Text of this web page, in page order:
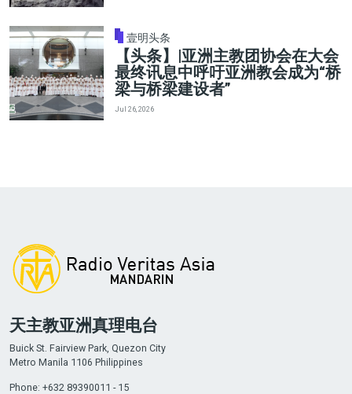
壹明头条
【头条】|亚洲主教团协会在大会
最终讯息中呼吁亚洲教会成为“桥
梁与桥梁建设者”
Jul 26, 2026
天主教亚洲真理电台
Buick St. Fairview Park, Quezon City
Metro Manila 1106 Philippines
Phone: +632 89390011 - 15